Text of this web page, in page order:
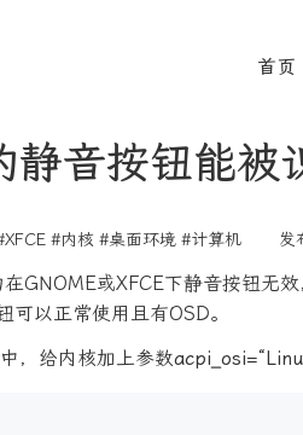
首页
音按钮能被
#内核 #桌面环境 #计算机 发
GNOME或XFCE下静音按钮无
可以正常使用且有OSD。
，给内核加上参数